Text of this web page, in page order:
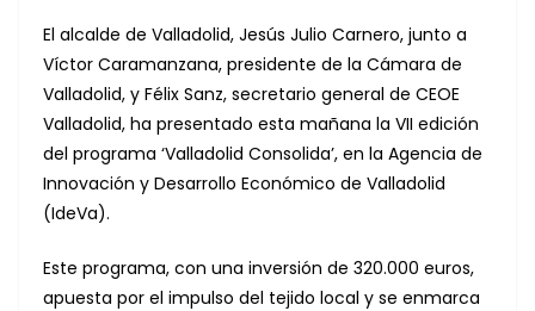
El alcalde de Valladolid, Jesús Julio Carnero, junto a
Víctor Caramanzana, presidente de la Cámara de
Valladolid, y Félix Sanz, secretario general de CEOE
Valladolid, ha presentado esta mañana la VII edición
del programa ‘Valladolid Consolida’, en la Agencia de
Innovación y Desarrollo Económico de Valladolid
(IdeVa).
Este programa, con una inversión de 320.000 euros,
apuesta por el impulso del tejido local y se enmarca